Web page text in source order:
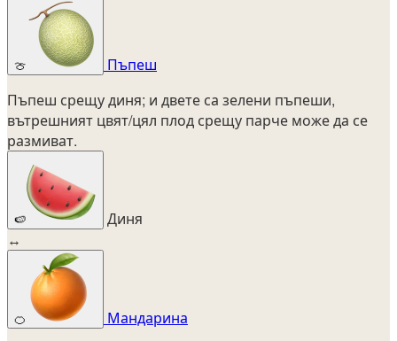
🍈
Пъпеш
Пъпеш срещу диня; и двете са зелени пъпеши,
вътрешният цвят/цял плод срещу парче може да се
размиват.
🍉
Диня
↔
🍊
Мандарина